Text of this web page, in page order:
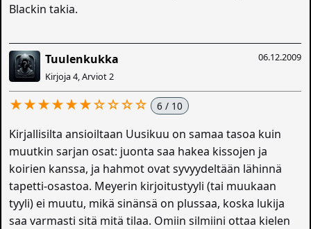
Blackin takia.
06.12.2009
Tuulenkukka
Kirjoja 4, Arviot 2
★★★★★★☆☆☆☆ 6 / 10
Kirjallisilta ansioiltaan Uusikuu on samaa tasoa kuin
muutkin sarjan osat: juonta saa hakea kissojen ja
koirien kanssa, ja hahmot ovat syvyydeltään lähinnä
tapetti-osastoa. Meyerin kirjoitustyyli (tai muukaan
tyyli) ei muutu, mikä sinänsä on plussaa, koska lukija
saa varmasti sitä mitä tilaa. Omiin silmiini ottaa kielen